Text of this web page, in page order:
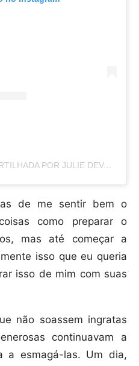
UMA PUBLICAÇÃO COMPARTILHADA POR JULIE DEVANEY HOGAN (@JULESD433)
de me sentir bem o
como preparar o
mas até começar a
isso que eu queria
isso de mim com suas
não soassem ingratas
continuavam a
a esmagá-las. Um dia,